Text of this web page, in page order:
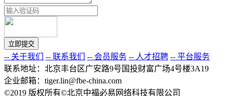
-- 关于我们 -- 联系我们 -- 会员服务 -- 人才招聘 -- 平台服务
联系地址：北京丰台区广安路9号国投财富广场4号楼3A19
企业邮箱：tiger.lin@fbe-china.com
©2019 版权所有©北京中福必易网络科技有限公司